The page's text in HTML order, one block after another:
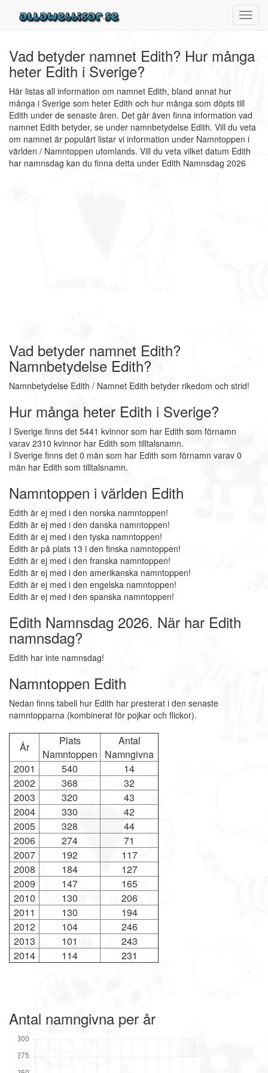
Vad betyder namnet Edith? Hur många
heter Edith i Sverige?
Här listas all information om namnet Edith, bland annat hur
många i Sverige som heter Edith och hur många som döpts till
Edith under de senaste åren. Det går även finna information vad
namnet Edith betyder, se under namnbetydelse Edith. Vill du veta
om namnet är populärt listar vi information under Namntoppen i
världen / Namntoppen utomlands. Vill du veta vilket datum Edith
har namnsdag kan du finna detta under Edith Namnsdag 2026
Vad betyder namnet Edith?
Namnbetydelse Edith?
Namnbetydelse Edith / Namnet Edith betyder rikedom och strid!
Hur många heter Edith i Sverige?
I Sverige finns det 5441 kvinnor som har Edith som förnamn
varav 2310 kvinnor har Edith som tilltalsnamn.
I Sverige finns det 0 män som har Edith som förnamn varav 0
män har Edith som tilltalsnamn.
Namntoppen i världen Edith
Edith är ej med i den norska namntoppen!
Edith är ej med i den danska namntoppen!
Edith är ej med i den tyska namntoppen!
Edith är på plats 13 i den finska namntoppen!
Edith är ej med i den franska namntoppen!
Edith är ej med i den amerikanska namntoppen!
Edith är ej med i den engelska namntoppen!
Edith är ej med i den spanska namntoppen!
Edith Namnsdag 2026. När har Edith
namnsdag?
Edith har inte namnsdag!
Namntoppen Edith
Nedan finns tabell hur Edith har presterat i den senaste
namntopparna (kombinerat för pojkar och flickor).
År
Plats
Namntoppen
Antal
Namngivna
2001
540
14
2002
368
32
2003
320
43
2004
330
42
2005
328
44
2006
274
71
2007
192
117
2008
184
127
2009
147
165
2010
130
206
2011
130
194
2012
104
246
2013
101
243
2014
114 231
Antal namngivna per år